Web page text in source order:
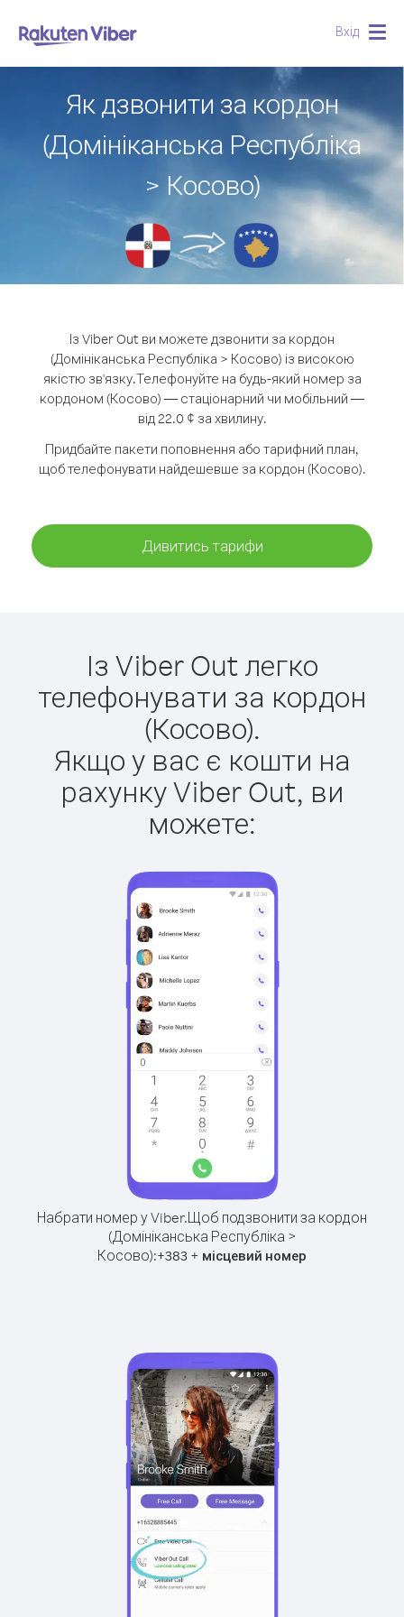
Вхід
Як дзвонити за кордон
(Домініканська Республіка
> Косово)
Із Viber Out ви можете дзвонити за кордон
(Домініканська Республіка > Косово) із високою
якістю зв'язку.Телефонуйте на будь-який номер за
кордоном (Косово) — стаціонарний чи мобільний —
від 22.0 ¢ за хвилину.
Придбайте пакети поповнення або тарифний план,
щоб телефонувати найдешевше за кордон (Косово).
Дивитись тарифи
Із Viber Out легко
телефонувати за кордон
(Косово).
Якщо у вас є кошти на
рахунку Viber Out, ви
можете:
Набрати номер у Viber.Щоб подзвонити за кордон
(Домініканська Республіка >
Косово):+383 + місцевий номер